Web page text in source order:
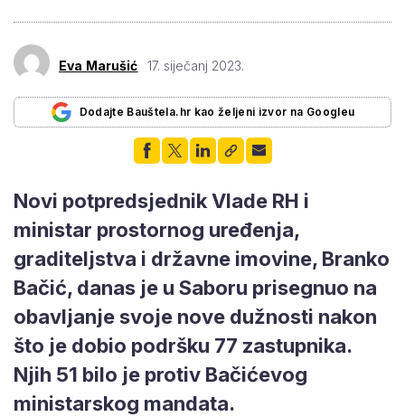
Eva Marušić 17. siječanj 2023.
Dodajte Bauštela.hr kao željeni izvor na Googleu
Novi potpredsjednik Vlade RH i
ministar prostornog uređenja,
graditeljstva i državne imovine, Branko
Bačić, danas je u Saboru prisegnuo na
obavljanje svoje nove dužnosti nakon
što je dobio podršku 77 zastupnika.
Njih 51 bilo je protiv Bačićevog
ministarskog mandata.